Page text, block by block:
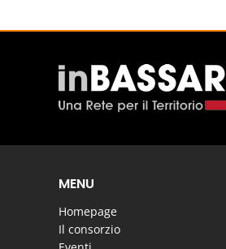
MENU
Homepage
Il consorzio